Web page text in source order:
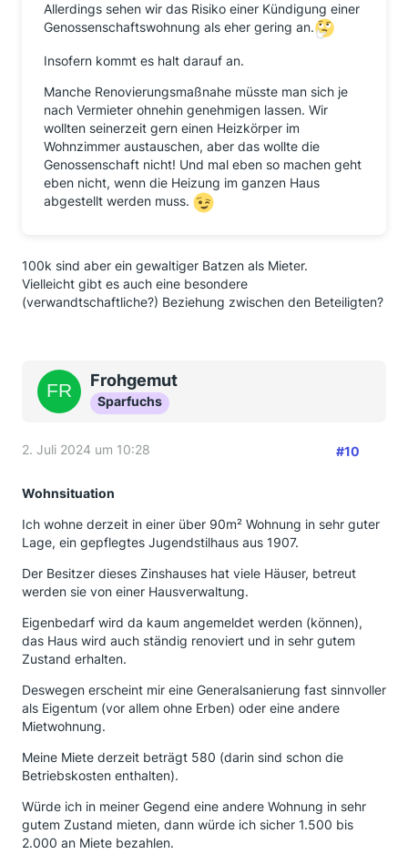
Allerdings sehen wir das Risiko einer Kündigung einer
Genossenschaftswohnung als eher gering an.
Insofern kommt es halt darauf an.
Manche Renovierungsmaßnahe müsste man sich je
nach Vermieter ohnehin genehmigen lassen. Wir
wollten seinerzeit gern einen Heizkörper im
Wohnzimmer austauschen, aber das wollte die
Genossenschaft nicht! Und mal eben so machen geht
eben nicht, wenn die Heizung im ganzen Haus
abgestellt werden muss.
100k sind aber ein gewaltiger Batzen als Mieter.
Vielleicht gibt es auch eine besondere
(verwandtschaftliche?) Beziehung zwischen den Beteiligten?
Frohgemut
Sparfuchs
2. Juli 2024 um 10:28 #10
Wohnsituation
Ich wohne derzeit in einer über 90m² Wohnung in sehr guter
Lage, ein gepflegtes Jugendstilhaus aus 1907.
Der Besitzer dieses Zinshauses hat viele Häuser, betreut
werden sie von einer Hausverwaltung.
Eigenbedarf wird da kaum angemeldet werden (können),
das Haus wird auch ständig renoviert und in sehr gutem
Zustand erhalten.
Deswegen erscheint mir eine Generalsanierung fast sinnvoller
als Eigentum (vor allem ohne Erben) oder eine andere
Mietwohnung.
Meine Miete derzeit beträgt 580 (darin sind schon die
Betriebskosten enthalten).
Würde ich in meiner Gegend eine andere Wohnung in sehr
gutem Zustand mieten, dann würde ich sicher 1.500 bis
2.000 an Miete bezahlen.